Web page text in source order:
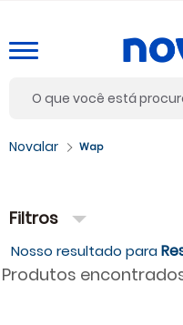
Wap
Filtros
Produtos